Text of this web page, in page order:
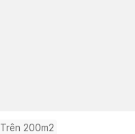
Trên 200m2